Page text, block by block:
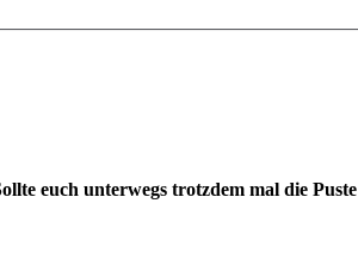
euch unterwegs trotzdem mal die Puste